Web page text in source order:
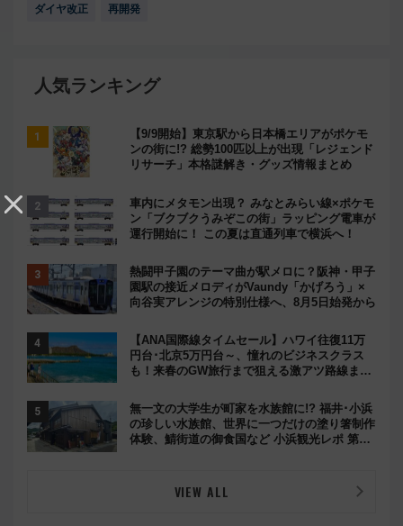
ダイヤ改正 再開発
人気ランキング
【9/9開始】東京駅から日本橋エリアがポケモ
ンの街に!? 総勢100匹以上が出現「レジェンド
リサーチ」本格謎解き・グッズ情報まとめ
車内にメタモン出現？ みなとみらい線×ポケモ
ン「ブクブクうみぞこの街」ラッピング電車が
運行開始に！ この夏は直通列車で横浜へ！
熱闘甲子園のテーマ曲が駅メロに？阪神・甲子
園駅の接近メロディがVaundy「かげろう」×
向谷実アレンジの特別仕様へ、8月5日始発から
【ANA国際線タイムセール】ハワイ往復11万
円台･北京5万円台～、憧れのビジネスクラス
も！来春のGW旅行まで狙える激アツ路線まと
無一文の大学生が町家を水族館に!? 福井･小浜
の珍しい水族館、世界に一つだけの塗り箸制作
体験、鯖街道の御食国など 小浜観光レポ 第2
VIEW ALL